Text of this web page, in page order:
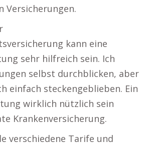
Versicherungen.
kann eine
sehr hilfreich sein. Ich
selbst durchblicken, aber
einfach steckengeblieben. Ein
wirklich nützlich sein
Krankenversicherung.
verschiedene Tarife und